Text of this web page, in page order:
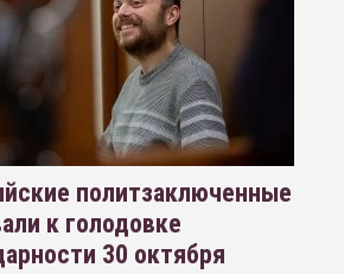
политзаключенные
к голодовке
30 октября